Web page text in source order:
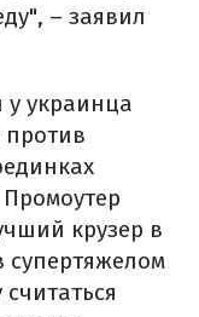
– заявил
у украинца
крузер в
супертяжелом